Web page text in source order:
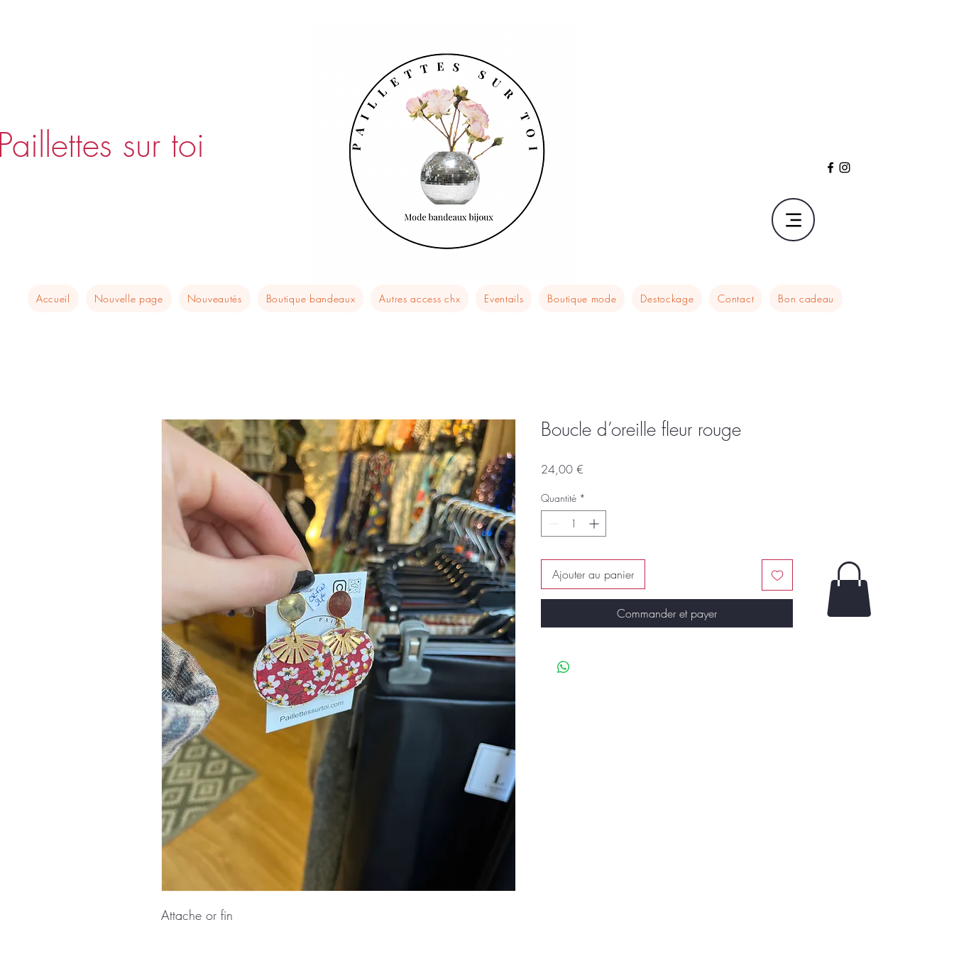
sur toi
Accueil Nouvelle page Nouveautés Boutique bandeaux Autres access chx Eventails Boutique mode Destockage Contact Bon cadeau
Attache or fin
Boucle d’oreille fleur rouge
24,00 €
Quantité *
Ajouter au panier
Commander et payer